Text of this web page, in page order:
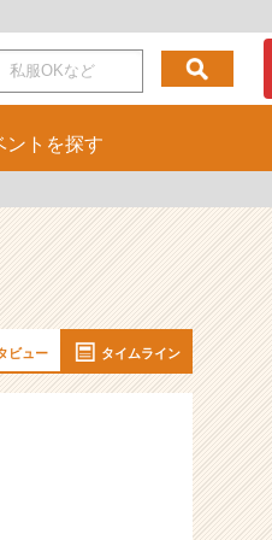
ント を探す
ビュー タイムライン